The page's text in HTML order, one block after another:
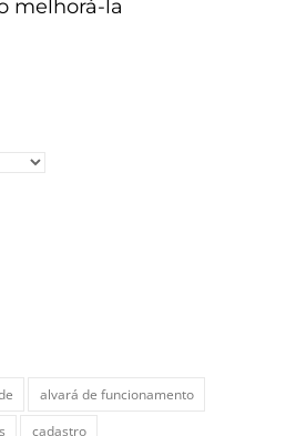
melhorá-la
alvará de funcionamento
cadastro